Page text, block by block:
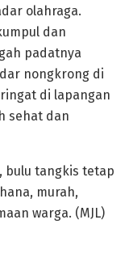
olahraga.
dan
padatnya
nongkrong di
di lapangan
sehat dan
bulu tangkis tetap
murah,
warga. (MJL)